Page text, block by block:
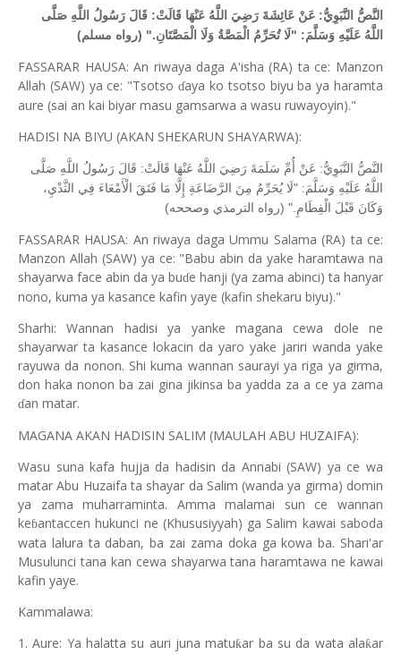
النَّصُّ النَّبَوِيُّ: عَنْ عَائِشَةَ رَضِيَ اللَّهُ عَنْهَا قَالَتْ: قَالَ رَسُولُ اللَّهِ صَلَّى
اللَّهُ عَلَيْهِ وَسَلَّمَ: "لَا تُحَرِّمُ الْمَصَّةُ وَلَا الْمَصَّتَانِ." (رواه مسلم)
FASSARAR HAUSA: An riwaya daga A'isha (RA) ta ce: Manzon
Allah (SAW) ya ce: "Tsotsoɗaya ko tsotso biyu ba ya haramta
aure (sai an kai biyar masu gamsarwa a wasu ruwayoyin)."
HADISI NA BIYU (AKAN SHEKARUN SHAYARWA):
النَّصُّ النَّبَوِيُّ: عَنْ أُمِّ سَلَمَةَ رَضِيَ اللَّهُ عَنْهَا قَالَتْ: قَالَ رَسُولُ اللَّهِ صَلَّى
اللَّهُ عَلَيْهِ وَسَلَّمَ: "لَا يُحَرِّمُ مِنَ الرَّضَاعَةِ إِلَّا مَا فَتَقَ الْأَمْعَاءَ فِي الثَّدْيِ،
وَكَانَ قَبْلَ الْفِطَامِ." (رواه الترمذي وصححه)
FASSARAR HAUSA: An riwaya daga Ummu Salama (RA) ta ce:
Manzon Allah (SAW) ya ce: "Babu abin da yake haramtawa na
shayarwa face abin da ya buɗe hanji (ya zama abinci) ta hanyar
nono, kuma ya kasance kafin yaye (kafin shekaru biyu)."
Sharhi: Wannan hadisi ya yanke magana cewa dole ne
shayarwar ta kasance lokacin da yaro yake jariri wanda yake
rayuwa da nonon. Shi kuma wannan saurayi ya riga ya girma,
don haka nonon ba zai gina jikinsa ba yadda za a ce ya zama
ɗan matar.
MAGANA AKAN HADISIN SALIM (MAULAH ABU HUZAIFA):
Wasu suna kafa hujja da hadisin da Annabi (SAW) ya ce wa
matar Abu Huzaifa ta shayar da Salim (wanda ya girma) domin
ya zama muharraminta. Amma malamai sun ce wannan
keɓantaccen hukunci ne (Khususiyyah) ga Salim kawai saboda
wata lalura ta daban, ba zai zama doka ga kowa ba. Shari'ar
Musulunci tana kan cewa shayarwa tana haramtawa ne kawai
kafin yaye.
Kammalawa:
1. Aure: Ya halatta su auri juna matuƙar ba su da wata alaƙar